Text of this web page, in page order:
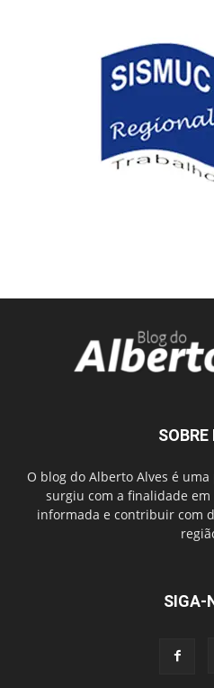
SOBRE
O blog do Alberto Alves é
surgiu com a finalidade
informada e contribuir com
SIGA-